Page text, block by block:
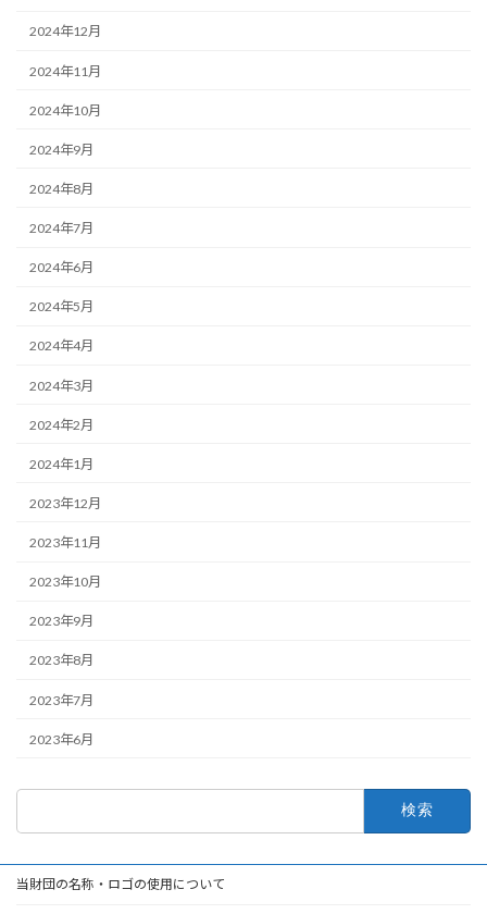
2024年12月
2024年11月
2024年10月
2024年9月
2024年8月
2024年7月
2024年6月
2024年5月
2024年4月
2024年3月
2024年2月
2024年1月
2023年12月
2023年11月
2023年10月
2023年9月
2023年8月
2023年7月
2023年6月
当財団の名称・ロゴの使用について